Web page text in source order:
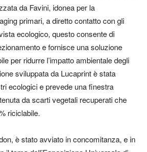
da Favini, idonea per la
primari, a diretto contatto con gli
ecologico, questo consente di
e fornisce una soluzione
per ridurre l’impatto ambientale degli
sviluppata da Lucaprint è stata
ecologici e prevede una finestra
da scarti vegetali recuperati che
riciclabile.
è stato avviato in concomitanza, e in